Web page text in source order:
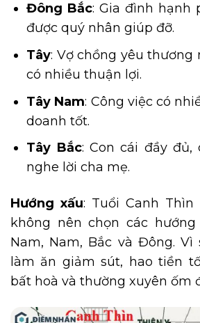
Đông Bắc: Gia đình hạnh
được quý nhân giúp đỡ.
Tây: Vợ chồng yêu thương
có nhiều thuận lợi.
Tây Nam: Công việc có
doanh tốt.
Tây Bắc: Con cái đầy đủ,
nghe lời cha mẹ.
Hướng xấu: Tuổi Canh
không nên chọn các
Nam, Nam, Bắc và Đông. Vì
làm ăn giảm sút, hao tiền
bất hoà và thường xuyên ốm